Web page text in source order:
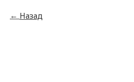
Назад